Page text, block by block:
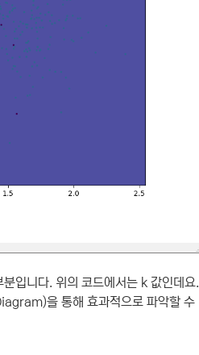
입니다. 위의 코드에서는 k 값인데요.
을 통해 효과적으로 파악할 수